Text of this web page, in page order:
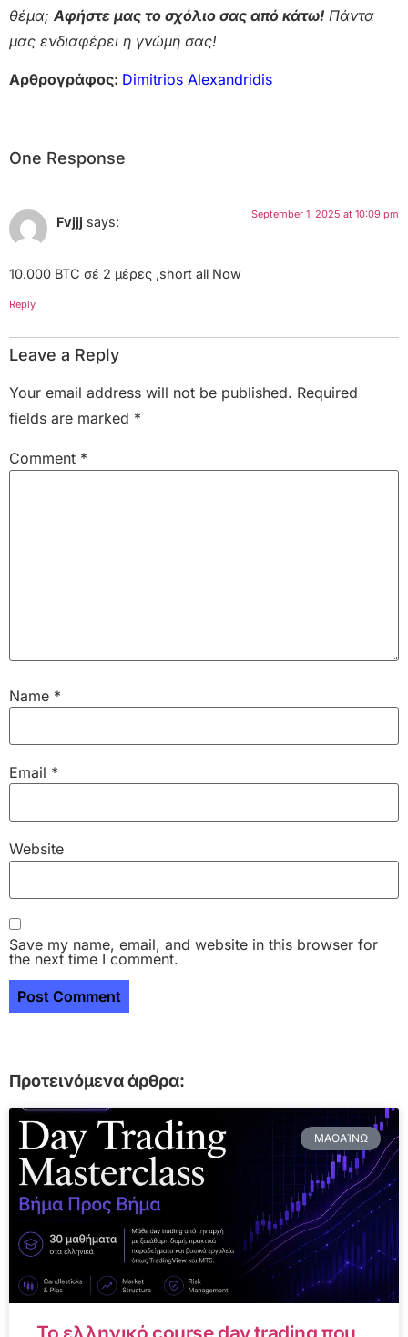
θέμα; Αφήστε μας το σχόλιο σας από κάτω! Πάντα
μας ενδιαφέρει η γνώμη σας!
Αρθρογράφος: Dimitrios Alexandridis
One Response
Fvjjj says: September 1, 2025 at 10:09 pm
10.000 BTC σέ 2 μέρες ,short all Now
Reply
Leave a Reply
Your email address will not be published. Required
fields are marked *
Comment *
Name *
Email *
Website
Save my name, email, and website in this browser for
the next time I comment.
Προτεινόμενα άρθρα:
ΜΑΘΑΊΝΩ